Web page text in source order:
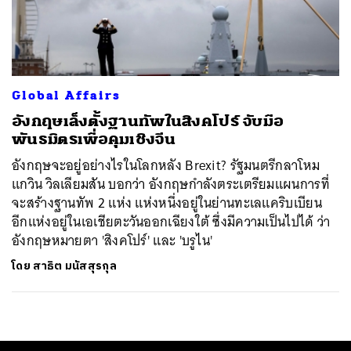
Global Affairs
อังกฤษเล็งตั้งฐานทัพในสิงคโปร์ จับมือ
พันธมิตรเพื่อคุมเชิงจีน
อังกฤษจะอยู่อย่างไรในโลกหลัง Brexit? รัฐมนตรีกลาโหม
แกวิน วิลเลียมสัน บอกว่า อังกฤษกำลังตระเตรียมแผนการที่
จะสร้างฐานทัพ 2 แห่ง แห่งหนึ่งอยู่ในย่านทะเลแคริบเบียน
อีกแห่งอยู่ในเอเชียตะวันออกเฉียงใต้ ซึ่งมีความเป็นไปได้ ว่า
อังกฤษหมายตา 'สิงคโปร์' และ 'บรูไน'
โดย สาธิต มนัสสุรกุล
ค้นหา
SHARE TWEET LINE EMAIL